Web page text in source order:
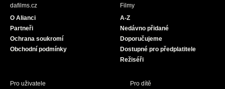
dafilms.cz
O Alianci
Partneři
Ochrana soukromí
Obchodní podmínky
Filmy
A-Z
Nedávno přidané
Doporučujeme
Dostupné pro předplatitele
Režiséři
Pro uživatele
Pro dítě